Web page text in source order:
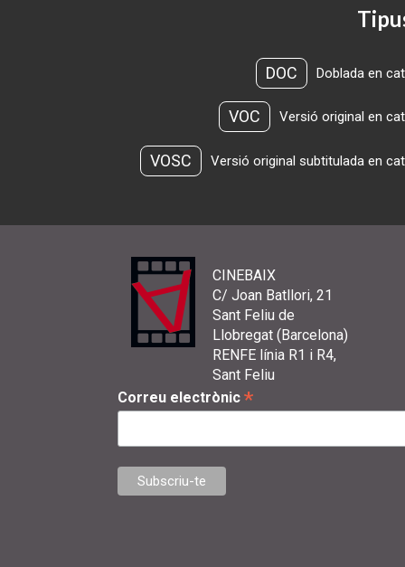
DOC Doblada en
VOC Versió original en
VOSC Versió original subtitulada en
CINEBAIX
C/ Joan Batllori, 21
Sant Feliu de
Llobregat (Barcelona)
RENFE línia R1 i R4,
Sant Feliu
Correu electrònic *